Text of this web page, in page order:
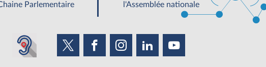
Parlementaire
l'Assemblée nationale